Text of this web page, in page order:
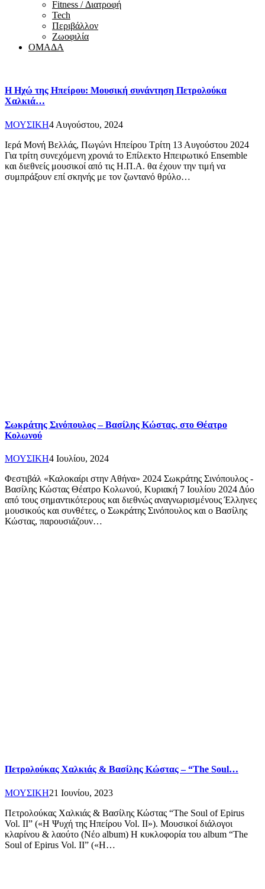
Fitness / Διατροφή
Tech
Περιβάλλον
Ζωοφιλία
ΟΜΑΔΑ
Η Ηχώ της Ηπείρου: Μουσική συνάντηση Πετρολούκα
Χαλκιά…
ΜΟΥΣΙΚΗ4 Αυγούστου, 2024
Ιερά Μονή Βελλάς, Πωγώνι Ηπείρου Τρίτη 13 Αυγούστου 2024
Για τρίτη συνεχόμενη χρονιά το Επίλεκτο Ηπειρωτικό Ensemble
και διεθνείς μουσικοί από τις Η.Π.Α. θα έχουν την τιμή να
συμπράξουν επί σκηνής με τον ζωντανό θρύλο…
Σωκράτης Σινόπουλος – Βασίλης Κώστας, στο Θέατρο
Κολωνού
ΜΟΥΣΙΚΗ4 Ιουλίου, 2024
Φεστιβάλ «Καλοκαίρι στην Αθήνα» 2024 Σωκράτης Σινόπουλος -
Βασίλης Κώστας Θέατρο Κολωνού, Κυριακή 7 Ιουλίου 2024 Δύο
από τους σημαντικότερους και διεθνώς αναγνωρισμένους Έλληνες
μουσικούς και συνθέτες, ο Σωκράτης Σινόπουλος και ο Βασίλης
Κώστας, παρουσιάζουν…
Πετρολούκας Χαλκιάς & Βασίλης Κώστας – “The Soul…
ΜΟΥΣΙΚΗ21 Ιουνίου, 2023
Πετρολούκας Χαλκιάς & Βασίλης Κώστας “The Soul of Epirus
Vol. II” («Η Ψυχή της Ηπείρου Vol. II»). Μουσικοί διάλογοι
κλαρίνου & λαούτο (Νέο album) Η κυκλοφορία του album “The
Soul of Epirus Vol. II” («Η…